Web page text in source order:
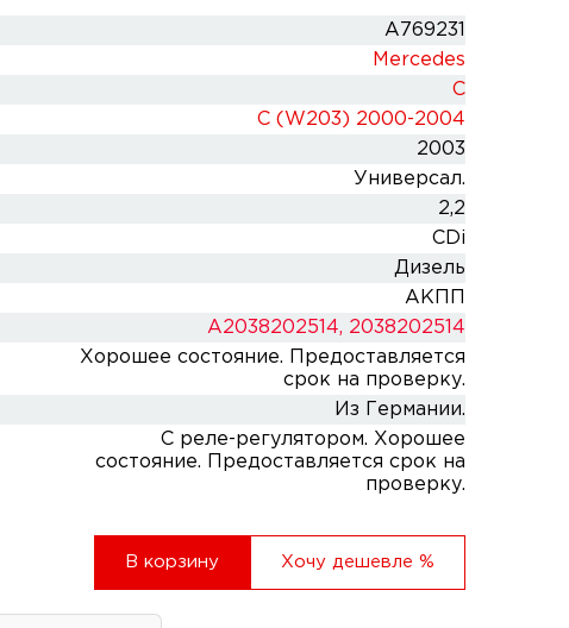
A769231
Mercedes
C
C (W203) 2000-2004
2003
Универсал.
2,2
CDi
Дизель
АКПП
A2038202514, 2038202514
Хорошее состояние. Предоставляется
срок на проверку.
Из Германии.
С реле-регулятором. Хорошее
состояние. Предоставляется срок на
проверку.
В корзину Хочу дешевле %